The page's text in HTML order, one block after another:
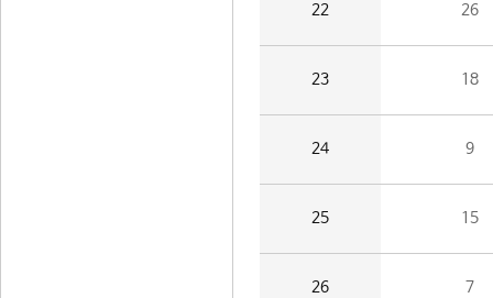
22 26
23 18
24 9
25 15
26 7